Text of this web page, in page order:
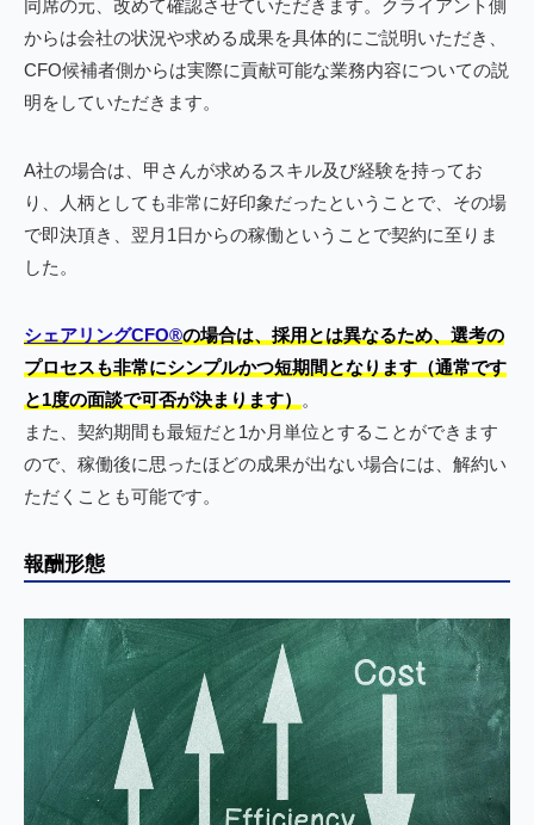
同席の元、改めて確認させていただきます。クライアント側
からは会社の状況や求める成果を具体的にご説明いただき、
CFO候補者側からは実際に貢献可能な業務内容についての説
明をしていただきます。
A社の場合は、甲さんが求めるスキル及び経験を持ってお
り、人柄としても非常に好印象だったということで、その場
で即決頂き、翌月1日からの稼働ということで契約に至りま
した。
シェアリングCFO®︎の場合は、採用とは異なるため、選考の
プロセスも非常にシンプルかつ短期間となります（通常です
と1度の面談で可否が決まります）
。
また、契約期間も最短だと1か月単位とすることができます
ので、稼働後に思ったほどの成果が出ない場合には、解約い
ただくことも可能です。
報酬形態